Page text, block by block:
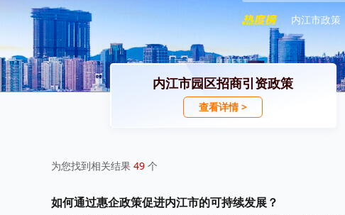
内江市政策
内江市园区招商引资政策
查看详情 >
为您找到相关结果 49 个
如何通过惠企政策促进内江市的可持续发展？